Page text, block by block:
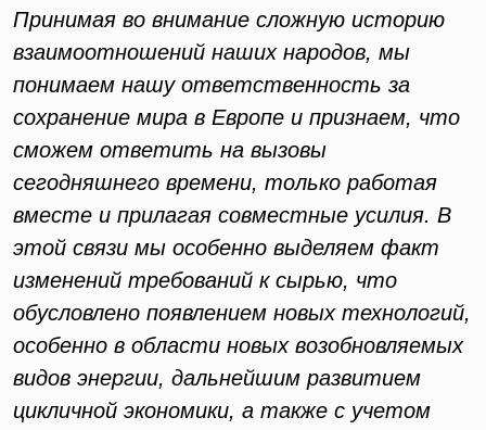
Принимая во внимание сложную историю
взаимоотношений наших народов, мы
понимаем нашу ответственность за
сохранение мира в Европе и признаем, что
сможем ответить на вызовы
сегодняшнего времени, только работая
вместе и прилагая совместные усилия. В
этой связи мы особенно выделяем факт
изменений требований к сырью, что
обусловлено появлением новых технологий,
особенно в области новых возобновляемых
видов энергии, дальнейшим развитием
цикличной экономики, а также с учетом